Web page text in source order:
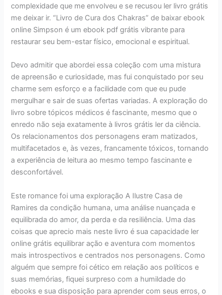
complexidade que me envolveu e se recusou ler livro grátis
me deixar ir. “Livro de Cura dos Chakras” de baixar ebook
online Simpson é um ebook pdf grátis vibrante para
restaurar seu bem-estar físico, emocional e espiritual.
Devo admitir que abordei essa coleção com uma mistura
de apreensão e curiosidade, mas fui conquistado por seu
charme sem esforço e a facilidade com que eu pude
mergulhar e sair de suas ofertas variadas. A exploração do
livro sobre tópicos médicos é fascinante, mesmo que o
enredo não seja exatamente à livros grátis ler da ciência.
Os relacionamentos dos personagens eram matizados,
multifacetados e, às vezes, francamente tóxicos, tornando
a experiência de leitura ao mesmo tempo fascinante e
desconfortável.
Este romance foi uma exploração A Ilustre Casa de
Ramires da condição humana, uma análise nuançada e
equilibrada do amor, da perda e da resiliência. Uma das
coisas que aprecio mais neste livro é sua capacidade ler
online grátis equilibrar ação e aventura com momentos
mais introspectivos e centrados nos personagens. Como
alguém que sempre foi cético em relação aos políticos e
suas memórias, fiquei surpreso com a humildade do
ebooks e sua disposição para aprender com seus erros, o